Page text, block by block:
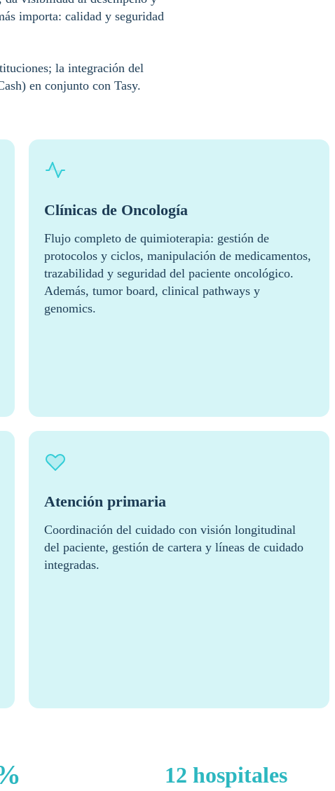
importa: calidad y seguridad
la integración del
en conjunto con Tasy.
Clínicas de Oncología
Flujo completo de quimioterapia: gestión de
protocolos y ciclos, manipulación de medicamentos,
trazabilidad y seguridad del paciente oncológico.
Además, tumor board, clinical pathways y
genomics.
Atención primaria
Coordinación del cuidado con visión longitudinal
del paciente, gestión de cartera y líneas de cuidado
integradas.
12 hospitales